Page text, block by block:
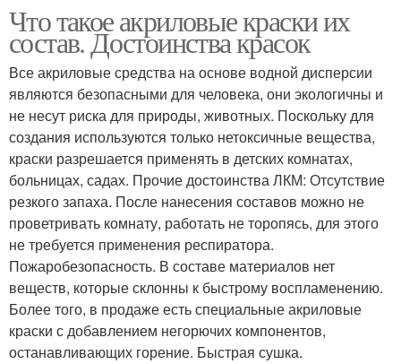
Что такое акриловые краски их
состав. Достоинства красок
Все акриловые средства на основе водной дисперсии
являются безопасными для человека, они экологичны и
не несут риска для природы, животных. Поскольку для
создания используются только нетоксичные вещества,
краски разрешается применять в детских комнатах,
больницах, садах. Прочие достоинства ЛКМ: Отсутствие
резкого запаха. После нанесения составов можно не
проветривать комнату, работать не торопясь, для этого
не требуется применения респиратора.
Пожаробезопасность. В составе материалов нет
веществ, которые склонны к быстрому воспламенению.
Более того, в продаже есть специальные акриловые
краски с добавлением негорючих компонентов,
останавливающих горение. Быстрая сушка.